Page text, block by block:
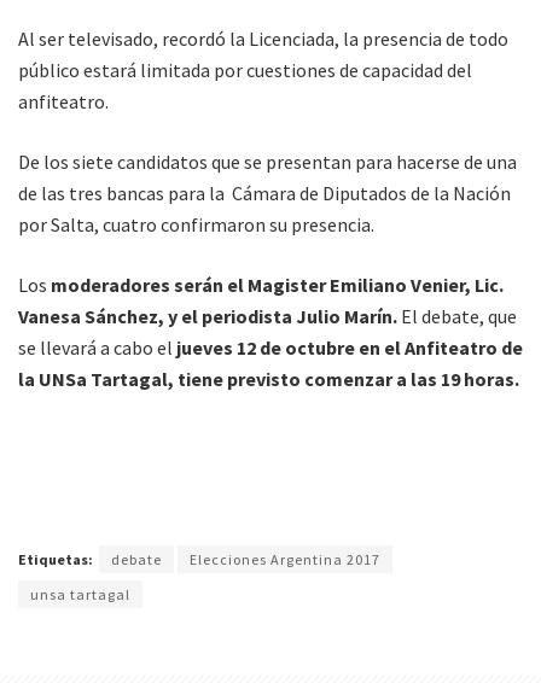
Al ser televisado, recordó la Licenciada, la presencia de todo
público estará limitada por cuestiones de capacidad del
anfiteatro.
De los siete candidatos que se presentan para hacerse de una
de las tres bancas para la Cámara de Diputados de la Nación
por Salta, cuatro confirmaron su presencia.
Los moderadores serán el Magister Emiliano Venier, Lic.
Vanesa Sánchez, y el periodista Julio Marín. El debate, que
se llevará a cabo el jueves 12 de octubre en el Anfiteatro de
la UNSa Tartagal, tiene previsto comenzar a las 19 horas.
Etiquetas: debate
Elecciones Argentina 2017
unsa tartagal